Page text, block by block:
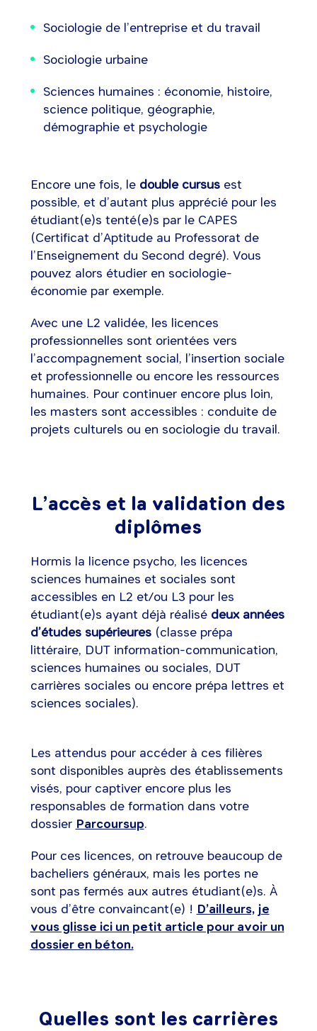
Sociologie de l’entreprise et du travail
Sociologie urbaine
Sciences humaines : économie, histoire,
science politique, géographie,
démographie et psychologie
Encore une fois, le double cursusest
possible, et d’autant plus apprécié pour les
étudiant(e)s tenté(e)s par le CAPES
(Certificat d’Aptitude au Professorat de
l’Enseignement du Second degré). Vous
pouvez alors étudier en sociologie-
économie par exemple.
Avec une L2 validée, les licences
professionnelles sont orientées vers
l’accompagnement social, l’insertion sociale
et professionnelle ou encore les ressources
humaines. Pour continuer encore plus loin,
les masters sont accessibles : conduite de
projets culturels ou en sociologie du travail.
L’accès et la validation des
diplômes
Hormis la licence psycho, les licences
sciences humaines et sociales sont
accessibles en L2 et/ou L3 pour les
étudiant(e)s ayant déjà réalisé deux années
d’études supérieures (classe prépa
littéraire, DUT information-communication,
sciences humaines ou sociales, DUT
carrières sociales ou encore prépa lettres et
sciences sociales).
Les attendus pour accéder à ces filières
sont disponibles auprès des établissements
visés, pour captiver encore plus les
responsables de formation dans votre
dossier Parcoursup.
Pour ces licences, on retrouve beaucoup de
bacheliers généraux, mais les portes ne
sont pas fermés aux autres étudiant(e)s. À
vous d’être convaincant(e) ! D’ailleurs, je
vous glisse ici un petit article pour avoir un
dossier en béton.
Quelles sont les carrières